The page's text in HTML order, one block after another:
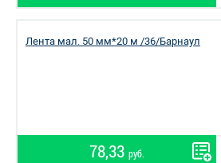
Лента мал. 50 мм*20 м /36/Барнаул
78,33 руб.